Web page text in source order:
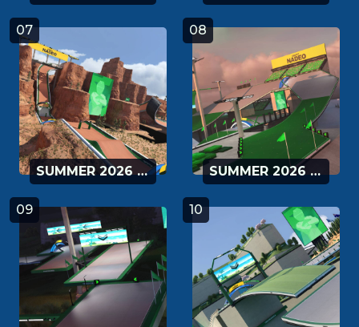
07
SUMMER 2026 - 07
08
SUMMER 2026 - 08
09 10